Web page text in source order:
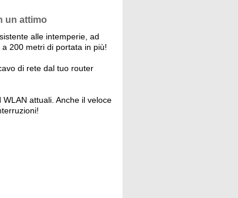
un attimo
alle intemperie, ad
200 metri di portata in più!
di rete dal tuo router
attuali. Anche il veloce